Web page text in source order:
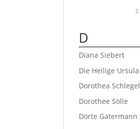
D
Diana Siebert
Die Heilige Ursula
Dorothea Schlegel
Dorothee Sölle
Dörte Gatermann